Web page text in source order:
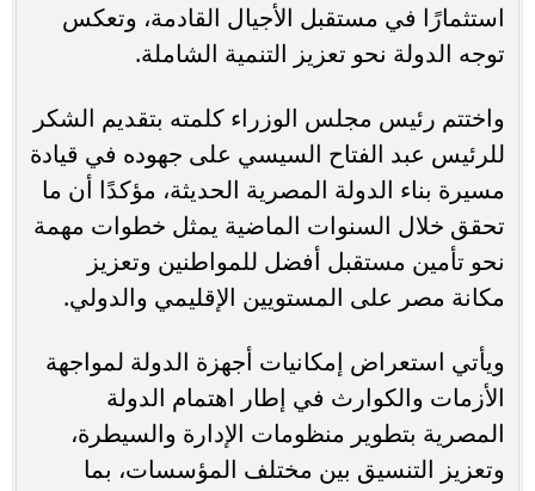
استثمارًا في مستقبل الأجيال القادمة، وتعكس
توجه الدولة نحو تعزيز التنمية الشاملة.
واختتم رئيس مجلس الوزراء كلمته بتقديم الشكر
للرئيس عبد الفتاح السيسي على جهوده في قيادة
مسيرة بناء الدولة المصرية الحديثة، مؤكدًا أن ما
تحقق خلال السنوات الماضية يمثل خطوات مهمة
نحو تأمين مستقبل أفضل للمواطنين وتعزيز
مكانة مصر على المستويين الإقليمي والدولي.
ويأتي استعراض إمكانيات أجهزة الدولة لمواجهة
الأزمات والكوارث في إطار اهتمام الدولة
المصرية بتطوير منظومات الإدارة والسيطرة،
وتعزيز التنسيق بين مختلف المؤسسات، بما